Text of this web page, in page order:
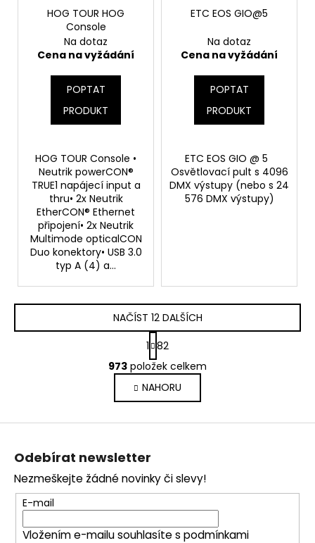
HOG TOUR HOG
Console
Na dotaz
Cena na vyžádání
POPTAT
PRODUKT
HOG TOUR Console •
Neutrik powerCON®
TRUE1 napájecí input a
thru• 2x Neutrik
EtherCON® Ethernet
připojení• 2x Neutrik
Multimode opticalCON
Duo konektory• USB 3.0
typ A (4) a...
ETC EOS GIO@5
Na dotaz
Cena na vyžádání
POPTAT
PRODUKT
ETC EOS GIO @ 5
Osvětlovací pult s 4096
DMX výstupy (nebo s 24
576 DMX výstupy)
O
v
l
á
d
p
r
v
k
NAČÍST 12 DALŠÍCH
S
t
r
á
n
k
1 82
973 položek celkem
NAHORU
Z
Odebírat newsletter
Nezmeškejte žádné novinky či slevy!
E-mail
Vložením e-mailu souhlasíte s podmínkami